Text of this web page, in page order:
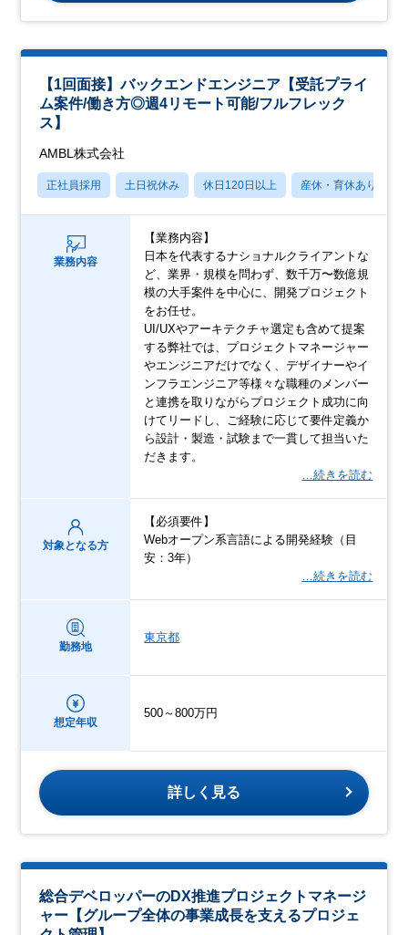
【1回面接】バックエンドエンジニア【受託プライ
ム案件/働き方◎週4リモート可能/フルフレック
ス】
AMBL株式会社
正社員採用 土日祝休み 休日120日以上 産休・育休あり
業務内容
【業務内容】
日本を代表するナショナルクライアントな
ど、業界・規模を問わず、数千万〜数億規
模の大手案件を中心に、開発プロジェクト
をお任せ。
UI/UXやアーキテクチャ選定も含めて提案
する弊社では、プロジェクトマネージャー
やエンジニアだけでなく、デザイナーやイ
ンフラエンジニア等様々な職種のメンバー
と連携を取りながらプロジェクト成功に向
けてリードし、ご経験に応じて要件定義か
ら設計・製造・試験まで一貫して担当いた
だきます。
…続きを読む
対象となる方
【必須要件】
Webオープン系言語による開発経験（目
安：3年）
…続きを読む
勤務地
東京都
想定年収
500～800万円
詳しく見る
総合デベロッパーのDX推進プロジェクトマネージ
ャー【グループ全体の事業成長を支えるプロジェ